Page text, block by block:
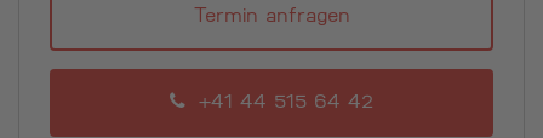
Termin anfragen
+41 44 515 64 42